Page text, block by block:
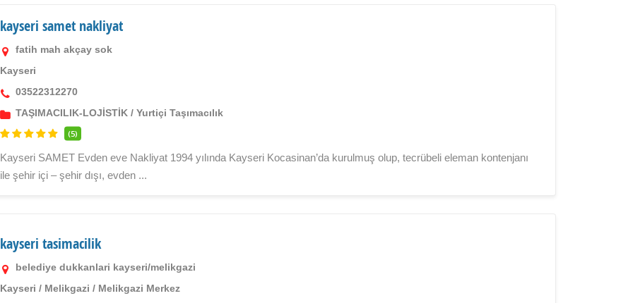
kayseri samet nakliyat
fatih mah akçay sok
Kayseri
03522312270
TAŞIMACILIK-LOJİSTİK /Yurtiçi Taşımacılık
(5)
Kayseri SAMET Evden eve Nakliyat 1994 yılında Kayseri Kocasinan’da kurulmuş olup, tecrübeli eleman kontenjanı
ile şehir içi – şehir dışı, evden ...
kayseri tasimacilik
belediye dukkanlari kayseri/melikgazi
Kayseri / Melikgazi / Melikgazi Merkez